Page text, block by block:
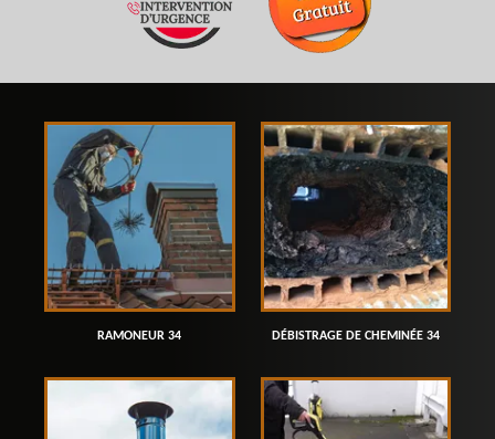
RAMONEUR 34 DÉBISTRAGE DE CHEMINÉE 34